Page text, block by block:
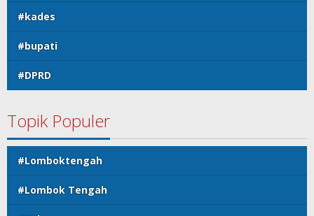
#kades
#bupati
#DPRD
Topik Populer
#Lomboktengah
#Lombok Tengah